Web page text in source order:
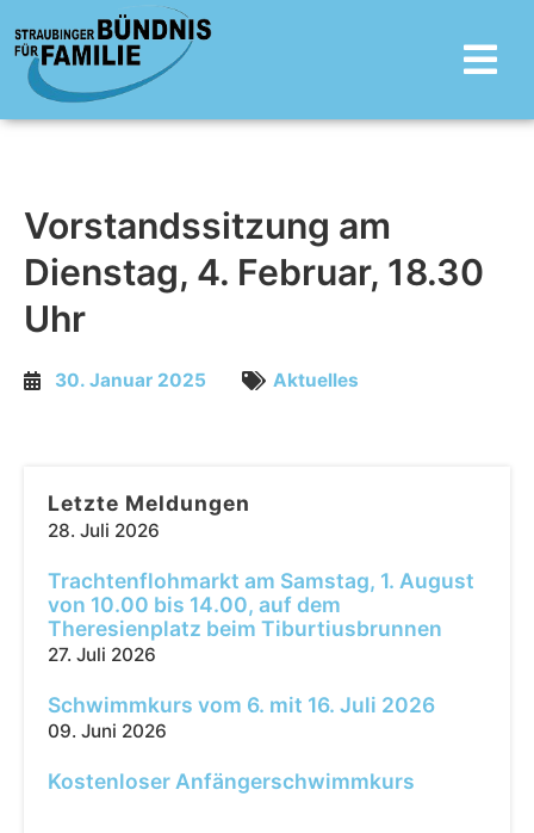
Inhalt
springen
Main
Menu
Vorstandssitzung am
Dienstag, 4. Februar, 18.30
Uhr
30. Januar 2025 Aktuelles
Letzte Meldungen
28. Juli 2026
Trachtenflohmarkt am Samstag, 1. August
von 10.00 bis 14.00, auf dem
Theresienplatz beim Tiburtiusbrunnen
27. Juli 2026
Schwimmkurs vom 6. mit 16. Juli 2026
09. Juni 2026
Kostenloser Anfängerschwimmkurs